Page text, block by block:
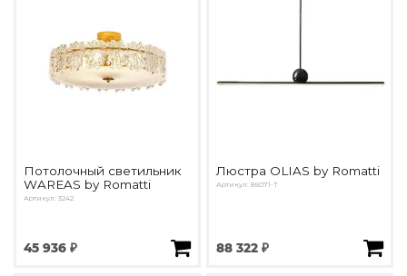
Потолочный светильник
WAREAS by Romatti
Артикул: 3242
45 936 ₽
Люстра OLIAS by Romatti
Артикул: 85071-T
88 322 ₽